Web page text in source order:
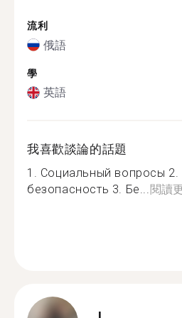
流利
俄語
學
英語
我喜歡談論的話題
1. Социальный вопросы
безопасность 3. Бе...閱讀